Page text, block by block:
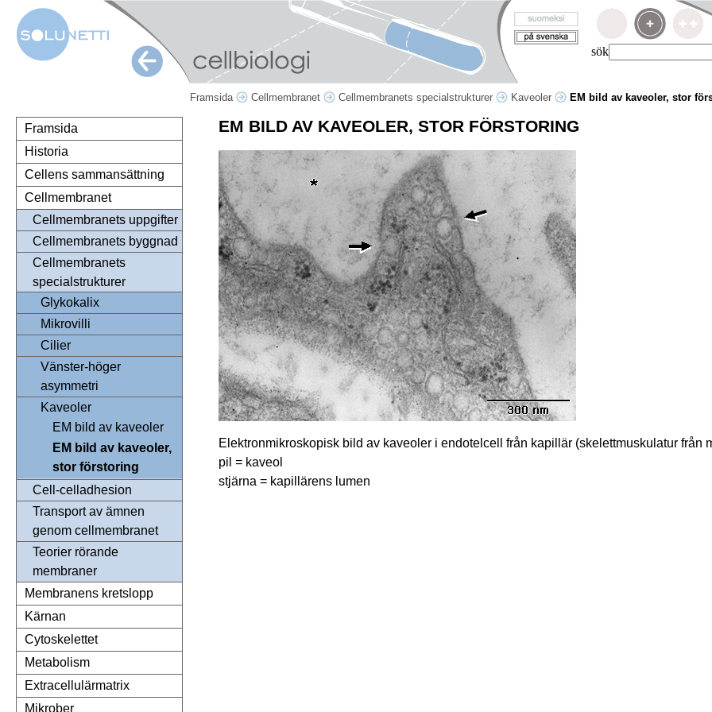
sök
Framsida Cellmembranet Cellmembranets specialstrukturer Kaveoler EM bild av kaveoler, stor
Framsida
Historia
Cellens sammansättning
Cellmembranet
Cellmembranets uppgifter
Cellmembranets byggnad
Cellmembranets
specialstrukturer
Glykokalix
Mikrovilli
Cilier
Vänster-höger
asymmetri
Kaveoler
EM bild av kaveoler
EM bild av kaveoler,
stor förstoring
Cell-celladhesion
Transport av ämnen
genom cellmembranet
Teorier rörande
membraner
Membranens kretslopp
Kärnan
Cytoskelettet
Metabolism
Extracellulärmatrix
Mikrober
EM BILD AV KAVEOLER, STOR FÖRSTORING
Elektronmikroskopisk bild av kaveoler i endotelcell från kapillär (skelettmuskulatur från
pil = kaveol
stjärna = kapillärens lumen